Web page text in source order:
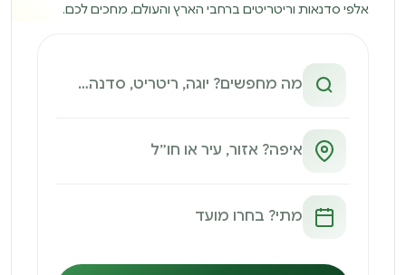
אלפי סדנאות וריטריטים ברחבי הארץ והעולם, מחכים לכם.